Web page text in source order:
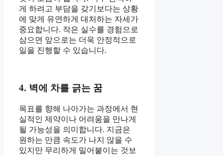
게 하려고 부담을 갖기보다는 상황
에 맞게 유연하게 대처하는 자세가
중요합니다. 작은 실수를 경험으로
삼으면 앞으로는 더욱 안정적으로
일을 진행할 수 있습니다.
4. 벽에 차를 긁는 꿈
목표를 향해 나아가는 과정에서 현
실적인 제약이나 어려움을 만나게
될 가능성을 의미합니다. 지금은
원하는 만큼 속도가 나지 않을 수
있지만 무리하게 밀어붙이는 것보